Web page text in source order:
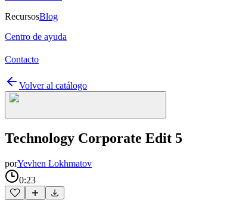
RecursosBlog
Centro de ayuda
Contacto
Volver al catálogo
Technology Corporate Edit 5
porYevhen Lokhmatov
0:23